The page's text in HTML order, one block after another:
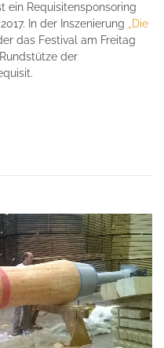
ein Requisitensponsoring
2017. In der Inszenierung „Die
das Festival am Freitag
der